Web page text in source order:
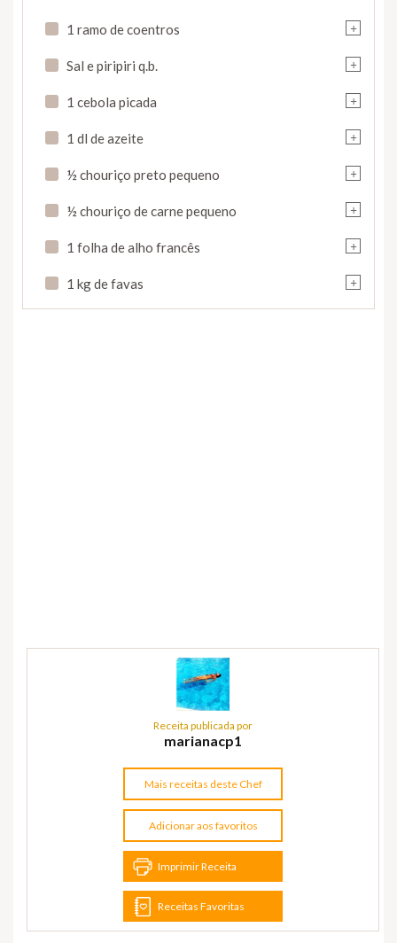
+
1 ramo de coentros
+
Sal e piripiri q.b.
+
1 cebola picada
+
1 dl de azeite
+
½ chouriço preto pequeno
+
½ chouriço de carne pequeno
+
1 folha de alho francês
+
1 kg de favas
Receita publicada por
marianacp1
Mais receitas deste Chef
Adicionar aos favoritos
Imprimir Receita
Receitas Favoritas